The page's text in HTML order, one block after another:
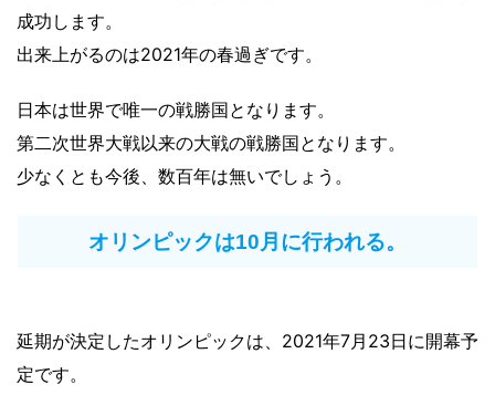
成功します。
出来上がるのは2021年の春過ぎです。
日本は世界で唯一の戦勝国となります。
第二次世界大戦以来の大戦の戦勝国となります。
少なくとも今後、数百年は無いでしょう。
オリンピックは10月に行われる。
延期が決定したオリンピックは、2021年7月23日に開幕予
定です。